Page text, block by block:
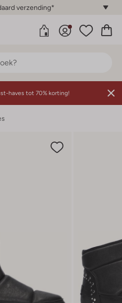
verzending*
haves tot 70% korting!